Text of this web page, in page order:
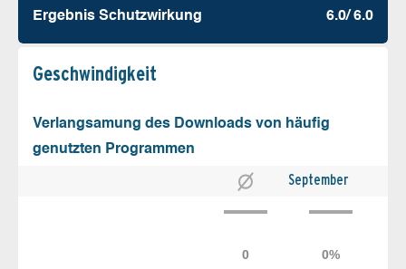
Ergebnis Schutz­wirkung 6.0/ 6.0
Geschw­indigkeit
Verlangsamung des Downloads von häufig
genutzten Programmen
September